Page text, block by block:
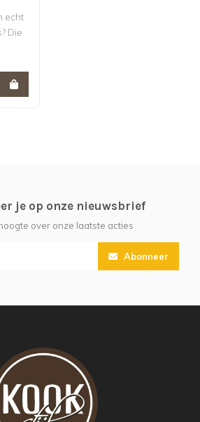
echt
Die
je op onze nieuwsbrief
over onze laatste acties
Abonneer